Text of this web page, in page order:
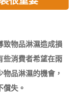
致物品淋濕造成損
些消費者希望在雨
品淋濕的機會，
償失。